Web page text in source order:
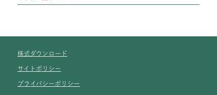
様式ダウンロード
サイトポリシー
プライバシーポリシー